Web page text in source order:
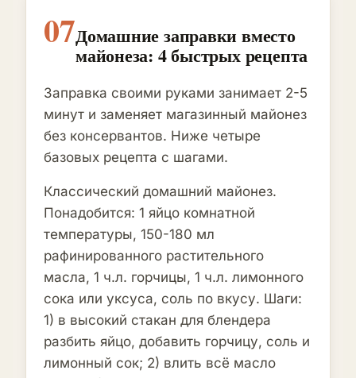
07Домашние заправки вместо
майонеза: 4 быстрых рецепта
Заправка своими руками занимает 2-5
минут и заменяет магазинный майонез
без консервантов. Ниже четыре
базовых рецепта с шагами.
Классический домашний майонез.
Понадобится: 1 яйцо комнатной
температуры, 150-180 мл
рафинированного растительного
масла, 1 ч.л. горчицы, 1 ч.л. лимонного
сока или уксуса, соль по вкусу. Шаги:
1) в высокий стакан для блендера
разбить яйцо, добавить горчицу, соль и
лимонный сок; 2) влить всё масло